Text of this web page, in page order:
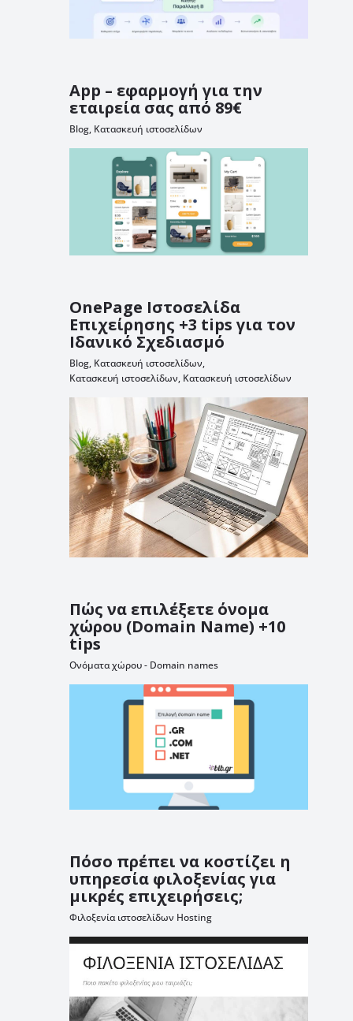
App – εφαρμογή για την
εταιρεία σας από 89€
Blog, Κατασκευή ιστοσελίδων
OnePage Ιστοσελίδα
Επιχείρησης +3 tips για τον
Ιδανικό Σχεδιασμό
Blog, Κατασκευή ιστοσελίδων,
Κατασκευή ιστοσελίδων, Κατασκευή ιστοσελίδων
Πώς να επιλέξετε όνομα
χώρου (Domain Name) +10
tips
Ονόματα χώρου - Domain names
Πόσο πρέπει να κοστίζει η
υπηρεσία φιλοξενίας για
μικρές επιχειρήσεις;
Φιλοξενία ιστοσελίδων Hosting